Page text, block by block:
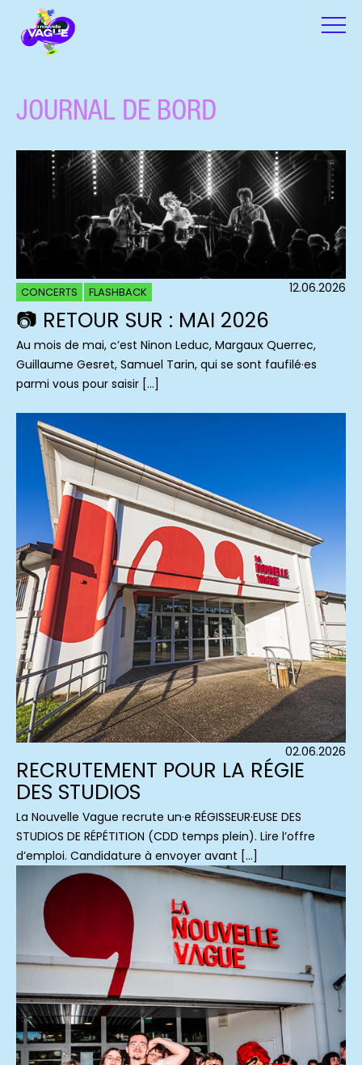
JOURNAL DE BORD
CONCERTS FLASHBACK 12.06.2026
📷 RETOUR SUR : MAI 2026
Au mois de mai, c’est Ninon Leduc, Margaux Querrec,
Guillaume Gesret, Samuel Tarin, qui se sont faufilé·es
parmi vous pour saisir […]
02.06.2026
RECRUTEMENT POUR LA RÉGIE
DES STUDIOS
La Nouvelle Vague recrute un·e RÉGISSEUR·EUSE DES
STUDIOS DE RÉPÉTITION (CDD temps plein). Lire l’offre
d’emploi. Candidature à envoyer avant […]